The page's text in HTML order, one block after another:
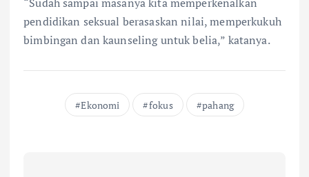
pendidikan seksual berasaskan nilai, memperkukuh
bimbingan dan kaunseling untuk belia,” katanya.
Ekonomi fokus pahang